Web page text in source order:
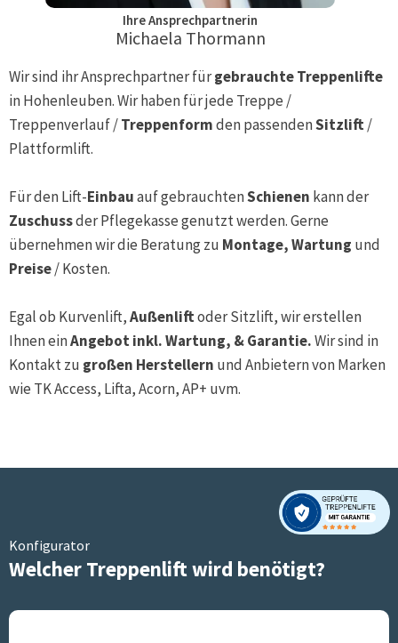
Ihre Ansprechpartnerin
Michaela Thormann
Wir sind ihr Ansprechpartner fürgebrauchte Treppenlifte
inHohenleuben. Wir haben für jede Treppe /
Treppenverlauf /Treppenformden passendenSitzlift/
Plattformlift.
Für den Lift-Einbauauf gebrauchtenSchienen kann der
Zuschussder Pflegekasse genutzt werden. Gerne
übernehmen wir die Beratung zu Montage, Wartung und
Preise/ Kosten.
Egal ob Kurvenlift,Außenliftoder Sitzlift, wir erstellen
Ihnen einAngebot inkl. Wartung, & Garantie.Wir sind in
Kontakt zu großen Herstellern und Anbietern von Marken
wie TK Access, Lifta, Acorn, AP+ uvm.
Konfigurator
Welcher Treppenlift wird benötigt?